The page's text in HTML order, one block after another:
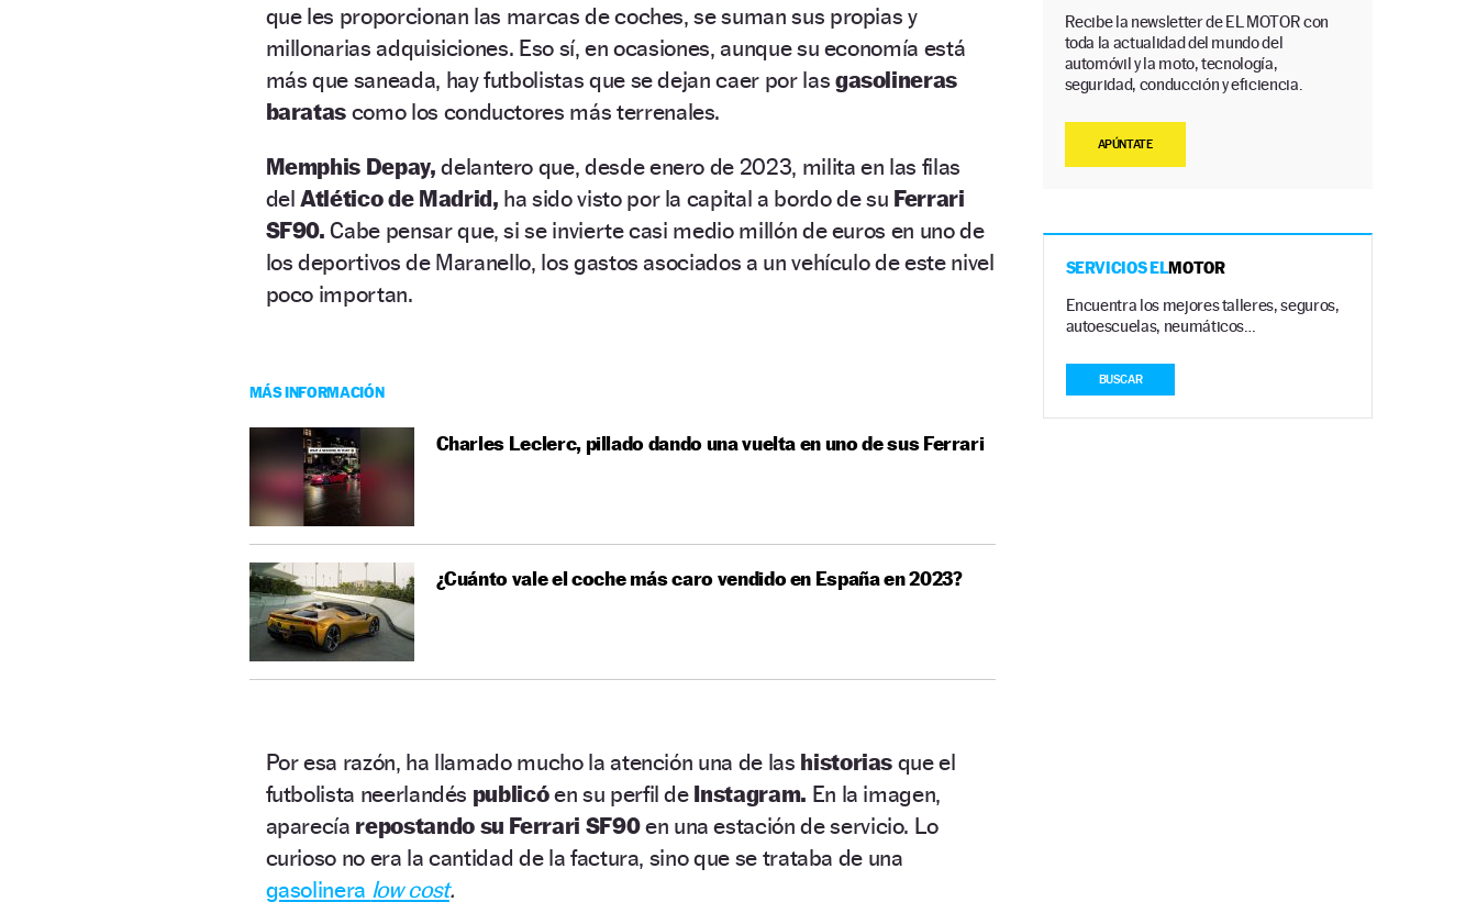
que les proporcionan las marcas de coches, se suman sus propias y
millonarias adquisiciones. Eso sí, en ocasiones, aunque su economía está
más que saneada, hay futbolistas que se dejan caer por las gasolineras
baratas como los conductores más terrenales.
Memphis Depay,delantero que, desde enero de 2023, milita en las filas
delAtlético de Madrid, ha sido visto por la capital a bordo de su Ferrari
SF90. Cabe pensar que, si se invierte casi medio millón de euros en uno de
los deportivos de Maranello, los gastos asociados a un vehículo de este nivel
poco importan.
MÁS INFORMACIÓN
Charles Leclerc, pillado dando una vuelta en uno de sus Ferrari
¿Cuánto vale el coche más caro vendido en España en 2023?
Por esa razón, ha llamado mucho la atención una de las historias que el
futbolista neerlandés publicóen su perfil de Instagram. En la imagen,
aparecía repostando su Ferrari SF90en una estación de servicio. Lo
curioso no era la cantidad de la factura, sino que se trataba de una
gasolinera low cost.
Recibe la newsletter de EL MOTOR con
toda la actualidad del mundo del
automóvil y la moto, tecnología,
seguridad, conducción y eficiencia.
APÚNTATE
SERVICIOS ELMOTOR
Encuentra los mejores talleres, seguros,
autoescuelas, neumáticos…
BUSCAR